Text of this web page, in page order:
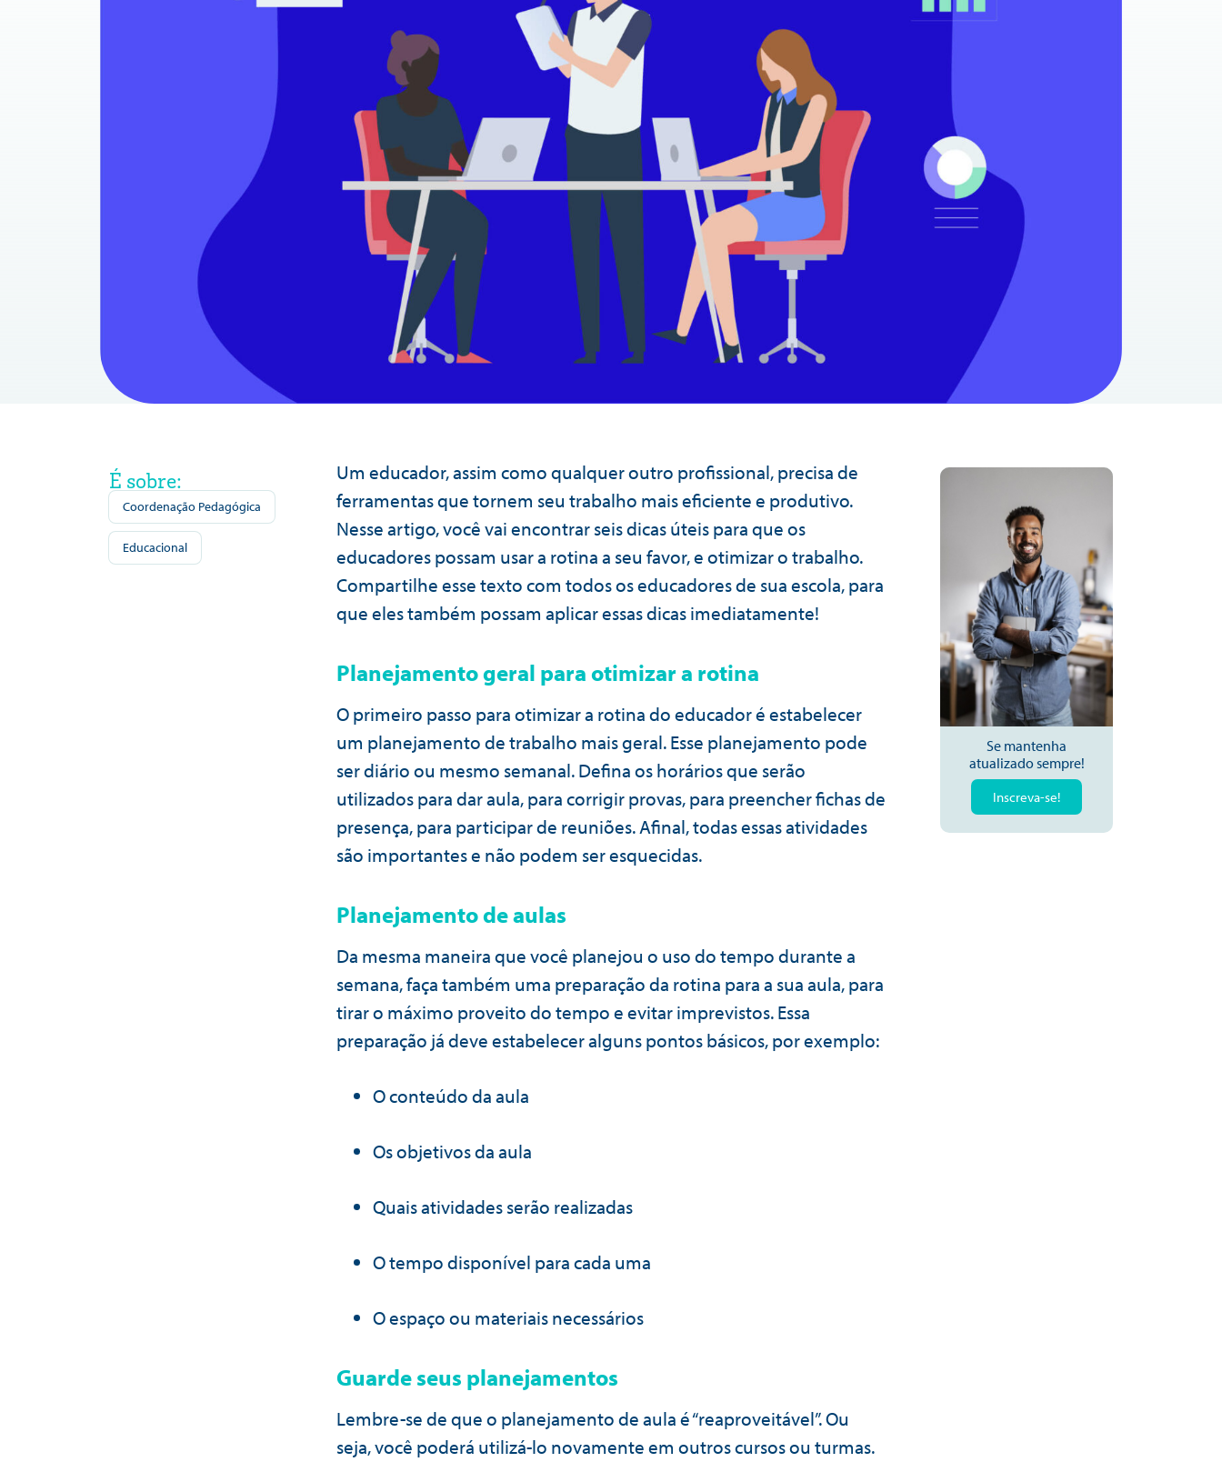
É sobre:
Coordenação Pedagógica
Educacional
Um educador, assim como qualquer outro profissional, precisa de
ferramentas que tornem seu trabalho mais eficiente e produtivo.
Nesse artigo, você vai encontrar seis dicas úteis para que os
educadores possam usar a rotina a seu favor, e otimizar o trabalho.
Compartilhe esse texto com todos os educadores de sua escola, para
que eles também possam aplicar essas dicas imediatamente!
Planejamento geral para otimizar a rotina
O primeiro passo para otimizar a rotina do educador é estabelecer
um planejamento de trabalho mais geral. Esse planejamento pode
ser diário ou mesmo semanal. Defina os horários que serão
utilizados para dar aula, para corrigir provas, para preencher fichas de
presença, para participar de reuniões. Afinal, todas essas atividades
são importantes e não podem ser esquecidas.
Planejamento de aulas
Da mesma maneira que você planejou o uso do tempo durante a
semana, faça também uma preparação da rotina para a sua aula, para
tirar o máximo proveito do tempo e evitar imprevistos. Essa
preparação já deve estabelecer alguns pontos básicos, por exemplo:
O conteúdo da aula
Os objetivos da aula
Quais atividades serão realizadas
O tempo disponível para cada uma
O espaço ou materiais necessários
Guarde seus planejamentos
Lembre-se de que o planejamento de aula é “reaproveitável”. Ou
seja, você poderá utilizá-lo novamente em outros cursos ou turmas.
Se mantenha
atualizado sempre!
Inscreva-se!